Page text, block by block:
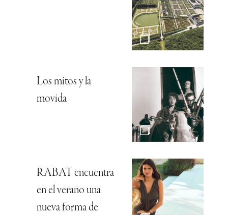
Los mitos y la
movida
RABAT encuentra
en el verano una
nueva forma de